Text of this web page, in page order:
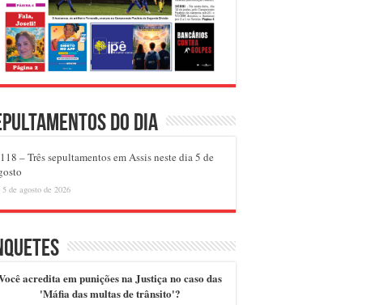
do dia
– Três sepultamentos em Assis neste dia 5 de
5 de agosto de 2026
acredita em punições na Justiça no caso das
'Máfia das multas de trânsito'?